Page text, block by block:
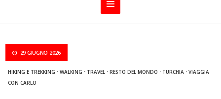
29 GIUGNO 2026
HIKING E TREKKING ·WALKING · TRAVEL ·RESTO DEL MONDO · TURCHIA ·VIAGGIA
CON CARLO